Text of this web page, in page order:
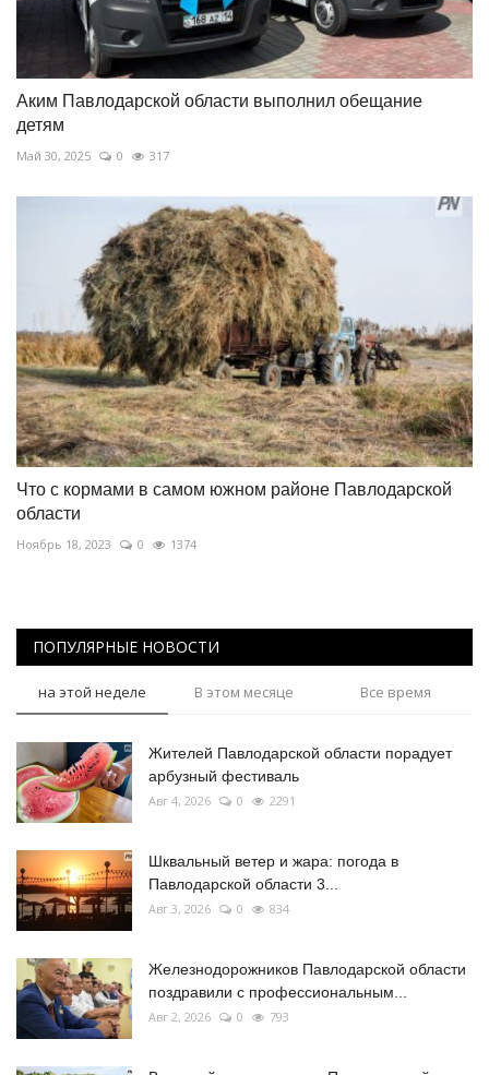
Аким Павлодарской области выполнил обещание
детям
Май 30, 2025 0 317
Что с кормами в самом южном районе Павлодарской
области
Ноябрь 18, 2023 0 1374
ПОПУЛЯРНЫЕ НОВОСТИ
на этой неделе В этом месяце Все время
Жителей Павлодарской области порадует
арбузный фестиваль
Авг 4, 2026 0 2291
Шквальный ветер и жара: погода в
Павлодарской области 3...
Авг 3, 2026 0 834
Железнодорожников Павлодарской области
поздравили с профессиональным...
Авг 2, 2026 0 793